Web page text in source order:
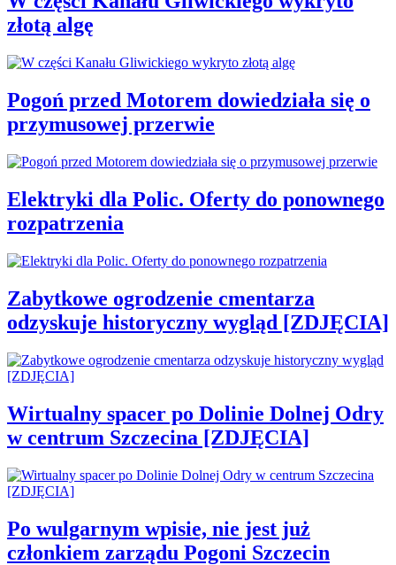
złotą algę
Pogoń przed Motorem dowiedziała się o
przymusowej przerwie
Elektryki dla Polic. Oferty do ponownego
rozpatrzenia
Zabytkowe ogrodzenie cmentarza
odzyskuje historyczny wygląd [ZDJĘCIA]
Wirtualny spacer po Dolinie Dolnej Odry
w centrum Szczecina [ZDJĘCIA]
Po wulgarnym wpisie, nie jest już
członkiem zarządu Pogoni Szczecin